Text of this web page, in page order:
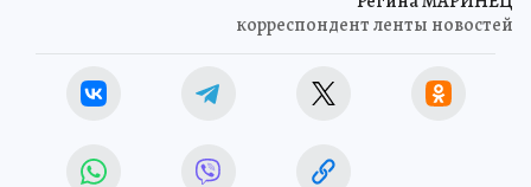
корреспондент ленты новостей